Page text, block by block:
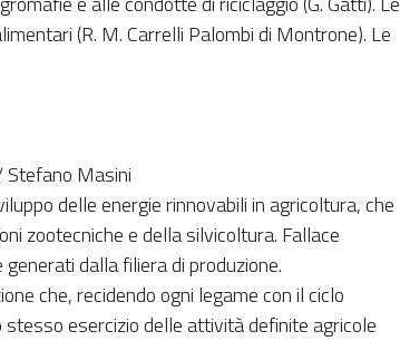
(R. M. Carrelli Palombi di Montrone). Le
Stefano Masini
delle energie rinnovabili in agricoltura, che
zootecniche e della silvicoltura. Fallace
dalla filiera di produzione.
che, recidendo ogni legame con il ciclo
esercizio delle attività definite agricole